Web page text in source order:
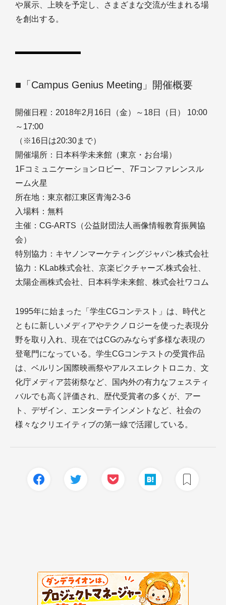
や展示、上映を予定し、さまざまな交流が生まれる場
を創出する。
■「Campus Genius Meeting」開催概要
開催日程：2018年2月16日（金）～18日（日） 10:00
～17:00
（※16日は20:30まで）
開催場所：日本科学未来館（東京・お台場）
1Fコミュニケーションロビー、7Fコンファレンスル
ーム火星
所在地：東京都江東区青海2-3-6
入場料：無料
主催：CG-ARTS（公益財団法人画像情報教育振興協
会）
特別協力：キヤノンマーケティングジャパン株式会社
協力：KLab株式会社、京楽ピクチャーズ.株式会社、
太陽企画株式会社、日本科学未来館、株式会社ワコム
1995年に始まった「学生CGコンテスト」は、時代と
ともに新しいメディアやテクノロジーを使った表現分
野を取り入れ、現在ではCGのみならず多様な表現の
登竜門になっている。学生CGコンテストの受賞作品
は、ベルリン国際映画祭やアルスエレクトロニカ、文
化庁メディア芸術祭など、国内外の有力なフェスティ
バルでも高く評価され、歴代受賞者の多くが、アー
ト、デザイン、エンターテインメントなど、社会の
様々なクリエイティブの第一線で活躍している。